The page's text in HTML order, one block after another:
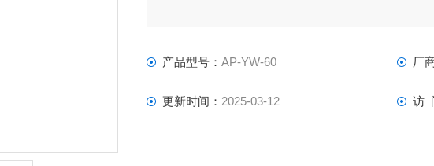
产品型号： AP-YW-60 厂
更新时间： 2025-03-12 访